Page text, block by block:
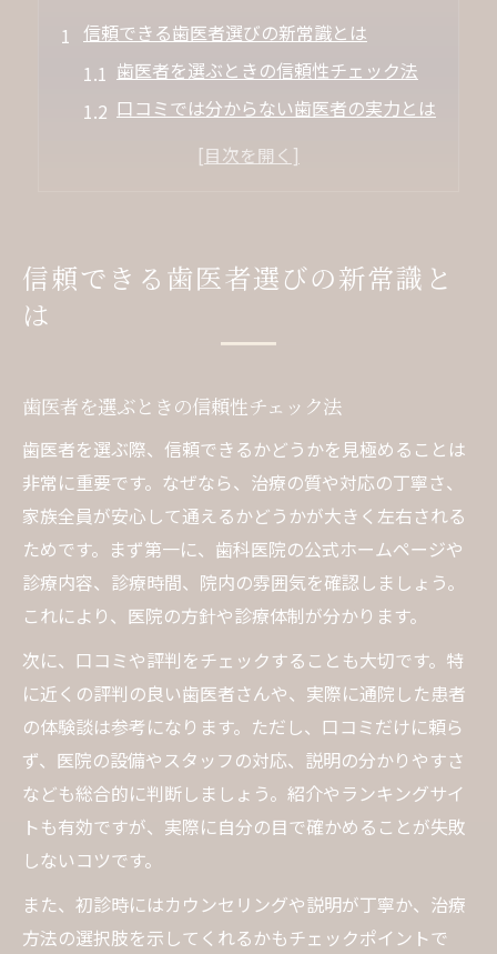
信頼できる歯医者選びの新常識とは
歯医者を選ぶときの信頼性チェック法
口コミでは分からない歯医者の実力とは
良い歯医者の特徴と見極め方を解説
歯医者口コミの信頼性を見抜くコツ
口コミがあてにならない場合の対策
近くの評判の良い歯医者の調べ方
安心して通える歯医者を選ぶ秘訣
歯医者の診療体制と対応力の違い
子どもも安心な歯医者の選び方とは
歯医者の説明や相談対応を確認しよう
スタッフ対応で見る歯医者の安心感
家族の笑顔につながる歯医者探し
家族全員で通える歯医者の魅力とは
子どもの歯科ケアに強い歯医者の選択
家族の健康を守るおすすめ歯医者の条件
歯医者の雰囲気が家族に与える影響
家族の口コミを活かした歯医者選び
良い歯医者に出会うためのポイント
信頼できる歯医者選びの新常識と
は
歯医者を選ぶときの信頼性チェック法
歯医者を選ぶ際、信頼できるかどうかを見極めることは
非常に重要です。なぜなら、治療の質や対応の丁寧さ、
家族全員が安心して通えるかどうかが大きく左右される
ためです。まず第一に、歯科医院の公式ホームページや
診療内容、診療時間、院内の雰囲気を確認しましょう。
これにより、医院の方針や診療体制が分かります。
次に、口コミや評判をチェックすることも大切です。特
に近くの評判の良い歯医者さんや、実際に通院した患者
の体験談は参考になります。ただし、口コミだけに頼ら
ず、医院の設備やスタッフの対応、説明の分かりやすさ
なども総合的に判断しましょう。紹介やランキングサイ
トも有効ですが、実際に自分の目で確かめることが失敗
しないコツです。
また、初診時にはカウンセリングや説明が丁寧か、治療
方法の選択肢を示してくれるかもチェックポイントで